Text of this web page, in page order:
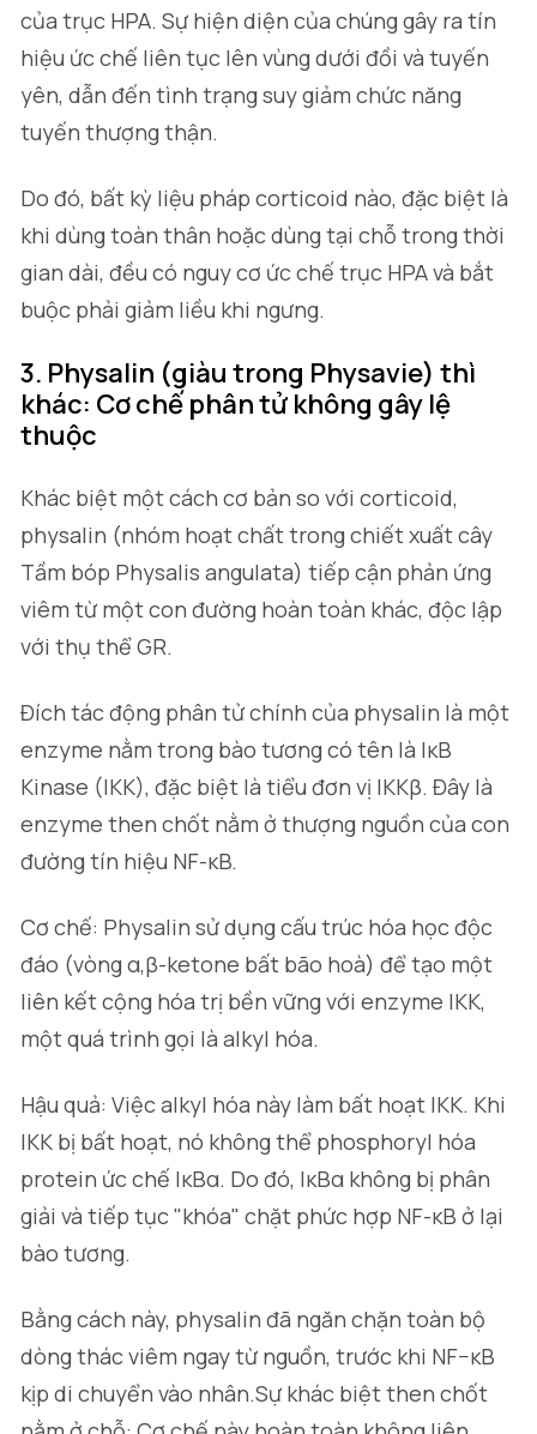
của trục HPA. Sự hiện diện của chúng gây ra tín
hiệu ức chế liên tục lên vùng dưới đồi và tuyến
yên, dẫn đến tình trạng suy giảm chức năng
tuyến thượng thận.
Do đó, bất kỳ liệu pháp corticoid nào, đặc biệt là
khi dùng toàn thân hoặc dùng tại chỗ trong thời
gian dài, đều có nguy cơ ức chế trục HPA và bắt
buộc phải giảm liều khi ngưng.
3. Physalin (giàu trong Physavie) thì
khác: Cơ chế phân tử không gây lệ
thuộc
Khác biệt một cách cơ bản so với corticoid,
physalin (nhóm hoạt chất trong chiết xuất cây
Tầm bóp Physalis angulata) tiếp cận phản ứng
viêm từ một con đường hoàn toàn khác, độc lập
với thụ thể GR.
Đích tác động phân tử chính của physalin là một
enzyme nằm trong bào tương có tên là IκB
Kinase (IKK), đặc biệt là tiểu đơn vị IKKβ. Đây là
enzyme then chốt nằm ở thượng nguồn của con
đường tín hiệu NF-κB.
Cơ chế: Physalin sử dụng cấu trúc hóa học độc
đáo (vòng α,β-ketone bất bão hoà) để tạo một
liên kết cộng hóa trị bền vững với enzyme IKK,
một quá trình gọi là alkyl hóa.
Hậu quả: Việc alkyl hóa này làm bất hoạt IKK. Khi
IKK bị bất hoạt, nó không thể phosphoryl hóa
protein ức chế IκBα. Do đó, IκBα không bị phân
giải và tiếp tục "khóa" chặt phức hợp NF-κB ở lại
bào tương.
Bằng cách này, physalin đã ngăn chặn toàn bộ
dòng thác viêm ngay từ nguồn, trước khi NF−κB
kịp di chuyển vào nhân.Sự khác biệt then chốt